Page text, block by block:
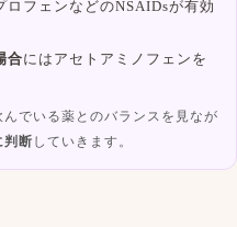
ロフェン などのNSAIDsが有効
合には アセトアミノフェン を
でいる薬とのバランスを見なが
判断 していきます。